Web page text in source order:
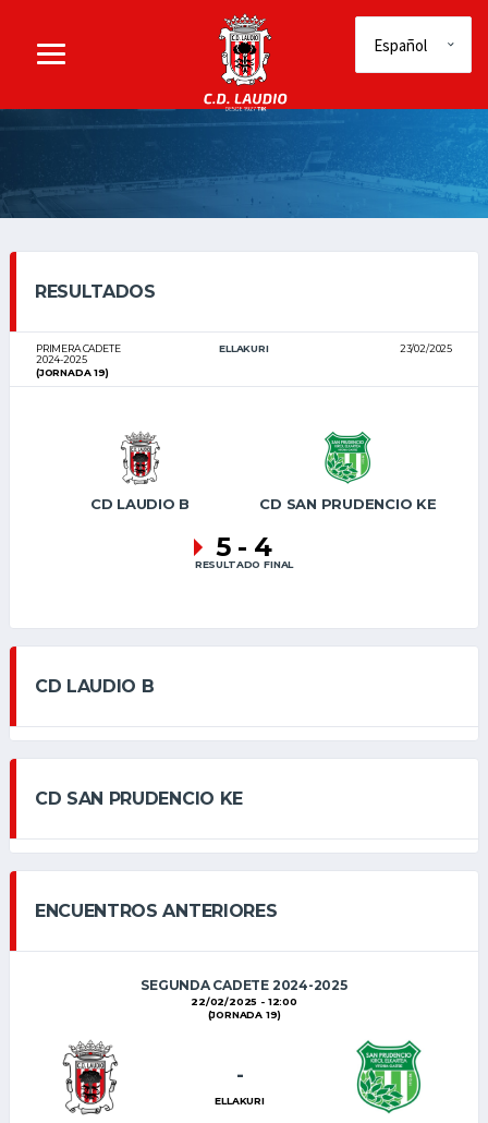
RESULTADOS
PRIMERA CADETE
2024-2025
ELLAKURI
23/02/2025
(JORNADA 19)
CD LAUDIO B CD SAN PRUDENCIO KE
5 - 4
RESULTADO FINAL
CD LAUDIO B
CD SAN PRUDENCIO KE
ENCUENTROS ANTERIORES
SEGUNDA CADETE 2024-2025
22/02/2025 - 12:00
(JORNADA 19)
-
ELLAKURI